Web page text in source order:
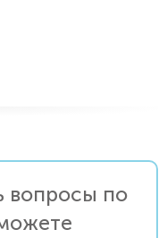
вопросы по